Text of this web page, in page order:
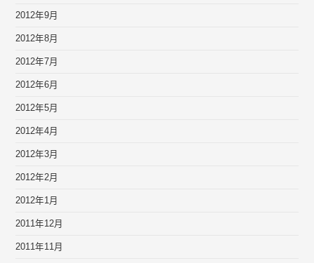
2012年9月
2012年8月
2012年7月
2012年6月
2012年5月
2012年4月
2012年3月
2012年2月
2012年1月
2011年12月
2011年11月